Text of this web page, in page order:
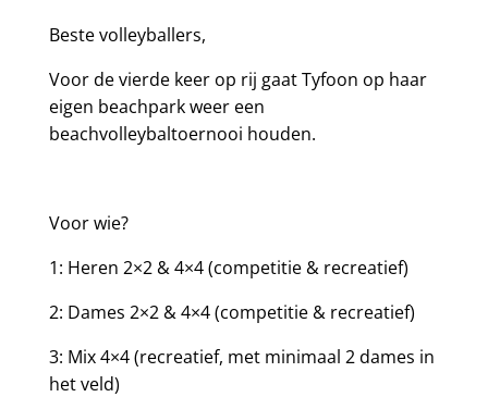
Beste volleyballers,
Voor de vierde keer op rij gaat Tyfoon op haar
eigen beachpark weer een
beachvolleybaltoernooi houden.
Voor wie?
1: Heren 2×2 & 4×4(competitie & recreatief)
2: Dames 2×2 & 4×4(competitie & recreatief)
3: Mix4×4(recreatief, met minimaal 2 dames in
het veld)